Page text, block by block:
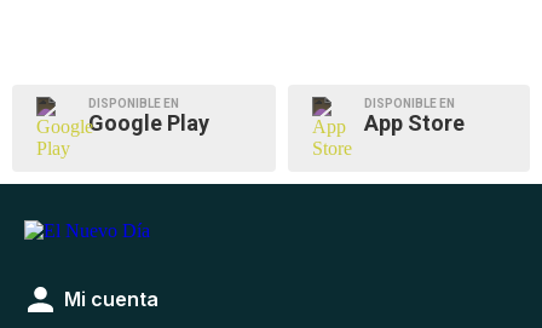
DISPONIBLE EN
Google Play
DISPONIBLE EN
App Store
Mi cuenta